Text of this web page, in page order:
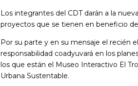
Los integrantes del CDT darán a la
proyectos que se tienen en beneficio
Por su parte y en su mensaje el recién
responsabilidad coadyuvará en los
los que están el Museo Interactivo El
Urbana Sustentable.